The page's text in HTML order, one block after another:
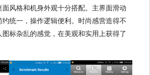
风格和机身外观十分搭配。主界面滑动
统一，操作逻辑便利。时尚感营造得不
标杂乱的感觉，在美观和实用上获得了